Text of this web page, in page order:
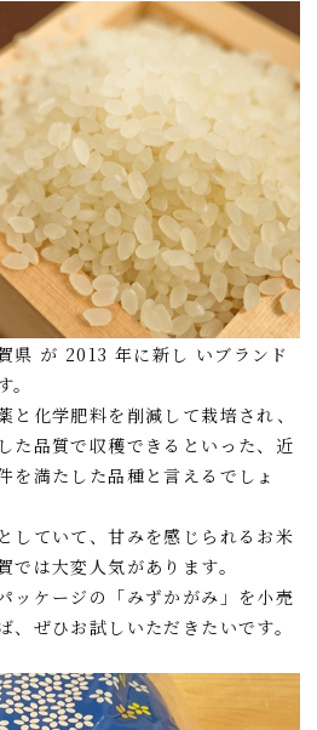
県 が 2013 年に新し いブランド
化学肥料を削減して栽培され、
た品質で収穫できるといった、近
を満たした品種と言えるでしょ
していて、甘みを感じられるお米
では大変人気があります。
ッケージの「みずかがみ」を小売
、ぜひお試しいただきたいです。